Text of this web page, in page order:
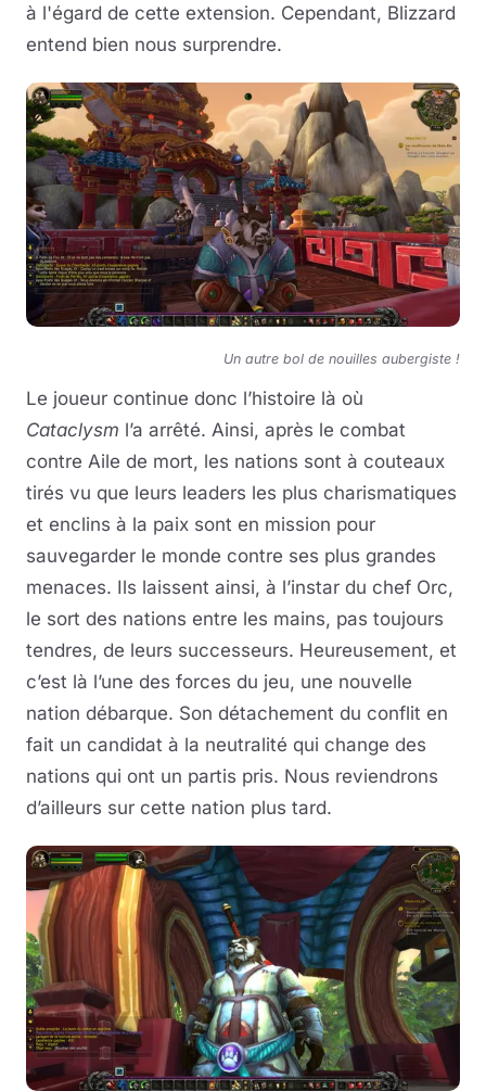
à l'égard de cette extension. Cependant, Blizzard
entend bien nous surprendre.
Un autre bol de nouilles aubergiste !
Le joueur continue donc l’histoire là où
Cataclysm l’a arrêté. Ainsi, après le combat
contre Aile de mort, les nations sont à couteaux
tirés vu que leurs leaders les plus charismatiques
et enclins à la paix sont en mission pour
sauvegarder le monde contre ses plus grandes
menaces. Ils laissent ainsi, à l’instar du chef Orc,
le sort des nations entre les mains, pas toujours
tendres, de leurs successeurs. Heureusement, et
c’est là l’une des forces du jeu, une nouvelle
nation débarque. Son détachement du conflit en
fait un candidat à la neutralité qui change des
nations qui ont un partis pris. Nous reviendrons
d’ailleurs sur cette nation plus tard.